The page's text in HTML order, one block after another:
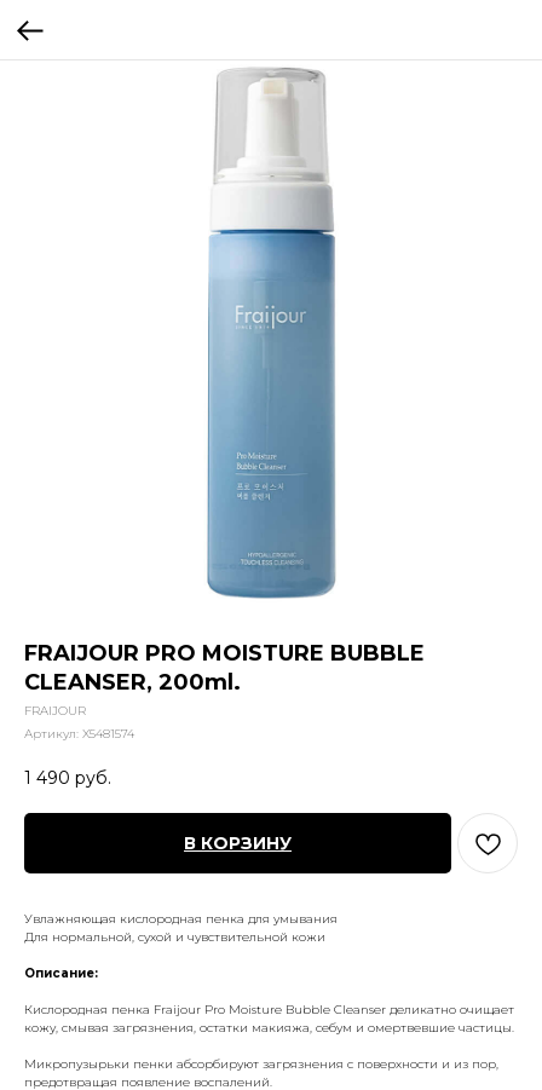
FRAIJOUR PRO MOISTURE BUBBLE
CLEANSER, 200ml.
FRAIJOUR
Артикул: X5481574
1 490 руб.
В КОРЗИНУ
Увлажняющая кислородная пенка для умывания
Для нормальной, сухой и чувствительной кожи
Описание:
Кислородная пенка Fraijour Pro Moisture Bubble Cleanser деликатно очищает
кожу, смывая загрязнения, остатки макияжа, себум и омертвевшие частицы.
Микропузырьки пенки абсорбируют загрязнения с поверхности и из пор,
предотвращая появление воспалений.